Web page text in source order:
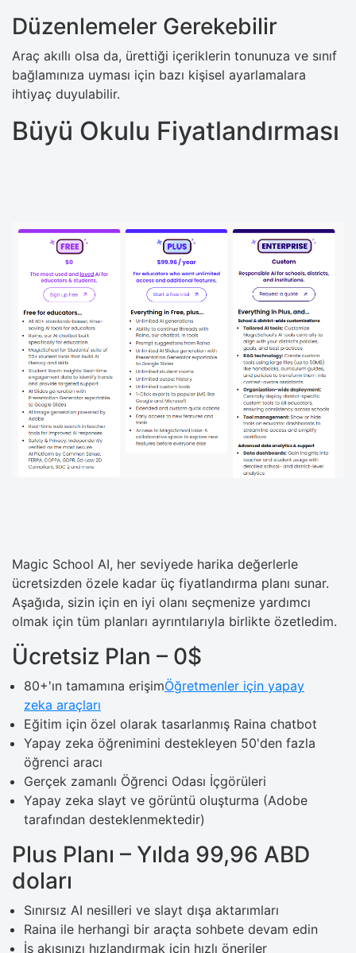
Düzenlemeler Gerekebilir
Araç akıllı olsa da, ürettiği içeriklerin tonunuza ve sınıf
bağlamınıza uyması için bazı kişisel ayarlamalara
ihtiyaç duyulabilir.
Büyü Okulu Fiyatlandırması
Magic School AI, her seviyede harika değerlerle
ücretsizden özele kadar üç fiyatlandırma planı sunar.
Aşağıda, sizin için en iyi olanı seçmenize yardımcı
olmak için tüm planları ayrıntılarıyla birlikte özetledim.
Ücretsiz Plan – 0$
80+'ın tamamına erişimÖğretmenler için yapay
zeka araçları
Eğitim için özel olarak tasarlanmış Raina chatbot
Yapay zeka öğrenimini destekleyen 50'den fazla
öğrenci aracı
Gerçek zamanlı Öğrenci Odası İçgörüleri
Yapay zeka slayt ve görüntü oluşturma (Adobe
tarafından desteklenmektedir)
Plus Planı – Yılda 99,96 ABD
doları
Sınırsız AI nesilleri ve slayt dışa aktarımları
Raina ile herhangi bir araçta sohbete devam edin
İş akışınızı hızlandırmak için hızlı öneriler